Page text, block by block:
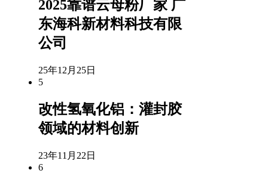
2025靠谱云母粉厂家 广
东海科新材料科技有限
公司
25年12月25日
5
改性氢氧化铝：灌封胶
领域的材料创新
23年11月22日
6